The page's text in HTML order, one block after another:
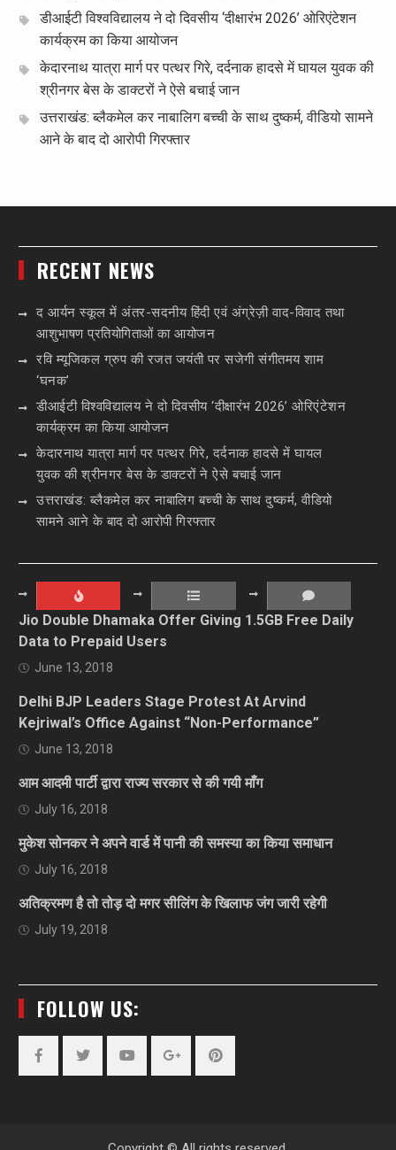
डीआईटी विश्वविद्यालय ने दो दिवसीय ‘दीक्षारंभ 2026’ ओरिएंटेशन
कार्यक्रम का किया आयोजन
केदारनाथ यात्रा मार्ग पर पत्थर गिरे, दर्दनाक हादसे में घायल युवक की
श्रीनगर बेस के डाक्टरों ने ऐसे बचाई जान
उत्तराखंड: ब्लैकमेल कर नाबालिग बच्ची के साथ दुष्कर्म, वीडियो सामने
आने के बाद दो आरोपी गिरफ्तार
RECENT NEWS
द आर्यन स्कूल में अंतर-सदनीय हिंदी एवं अंग्रेज़ी वाद-विवाद तथा
आशुभाषण प्रतियोगिताओं का आयोजन
रवि म्यूजिकल ग्रुप की रजत जयंती पर सजेगी संगीतमय शाम
‘घनक’
डीआईटी विश्वविद्यालय ने दो दिवसीय ‘दीक्षारंभ 2026’ ओरिएंटेशन
कार्यक्रम का किया आयोजन
केदारनाथ यात्रा मार्ग पर पत्थर गिरे, दर्दनाक हादसे में घायल
युवक की श्रीनगर बेस के डाक्टरों ने ऐसे बचाई जान
उत्तराखंड: ब्लैकमेल कर नाबालिग बच्ची के साथ दुष्कर्म, वीडियो
सामने आने के बाद दो आरोपी गिरफ्तार
Jio Double Dhamaka Offer Giving 1.5GB Free Daily
Data to Prepaid Users
June 13, 2018
Delhi BJP Leaders Stage Protest At Arvind
Kejriwal’s Office Against “Non-Performance”
June 13, 2018
आम आदमी पार्टी द्वारा राज्य सरकार से की गयी माँग
July 16, 2018
मुकेश सोनकर ने अपने वार्ड में पानी की समस्या का किया समाधान
July 16, 2018
अतिक्रमण है तो तोड़ दो मगर सीलिंग के खिलाफ जंग जारी रहेगी
July 19, 2018
FOLLOW US: